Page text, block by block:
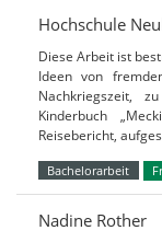
Hochschule
Diese Arbeit ist
Ideen von
Nachkriegszeit,
Kinderbuch
Reisebericht,
Bachelorarbeit
Nadine Rother